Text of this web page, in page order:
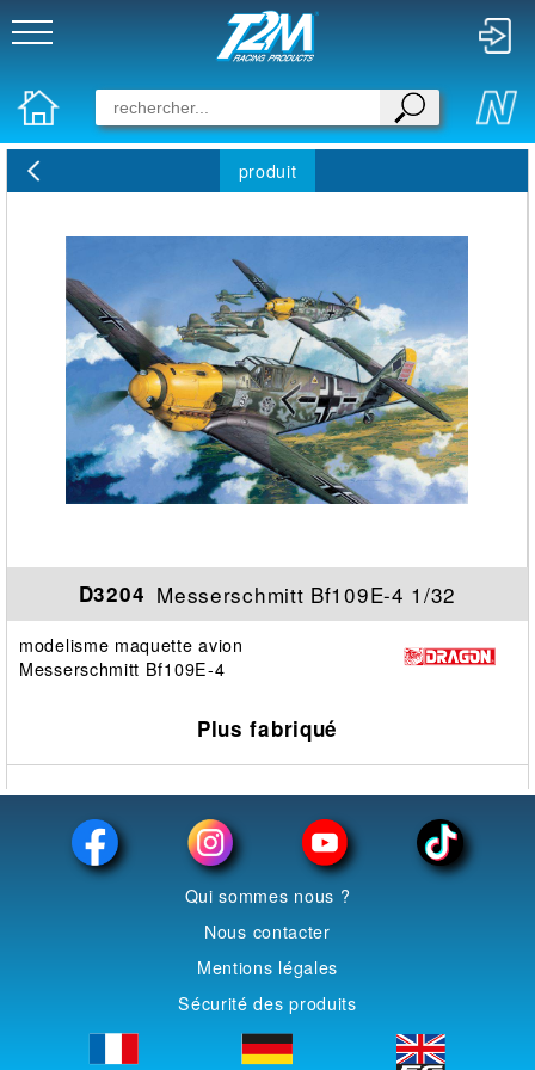
produit
D3204 Messerschmitt Bf109E-4 1/32
modelisme maquette avion
Messerschmitt Bf109E-4
Plus fabriqué
Qui sommes nous ?
Nous contacter
Mentions légales
Sécurité des produits